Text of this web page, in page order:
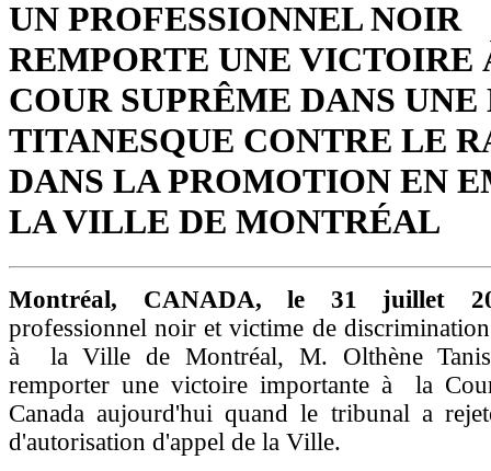
UN PROFESSIONNEL NOIR
REMPORTE UNE VICTOIRE
COUR SUPRÊME DANS
TITANESQUE CONTRE LE
DANS LA PROMOTION EN
LA VILLE DE MONTRÉAL
Montréal, CANADA, le 31 juillet
professionnel noir et victime de
à la Ville de Montréal, M. Olthène
remporter une victoire importante à la
Canada aujourd'hui quand le tribunal a
d'autorisation d'appel de la Ville.